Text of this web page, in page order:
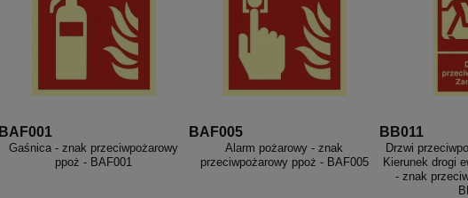
BAF001
Gaśnica - znak przeciwpożarowy
ppoż - BAF001
BAF005
Alarm pożarowy - znak
przeciwpożarowy ppoż - BAF005
BB011
Drzwi
Kierunek drogi
- znak